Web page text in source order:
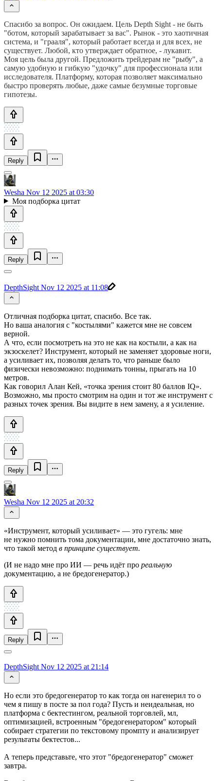
Спасибо за вопрос. Он ожидаем. Цель Depth Sight - не быть
"ботом, который зарабатывает за вас". Рынок - это хаотичная
система, и "грааля", который работает всегда и для всех, не
существует. Любой, кто утверждает обратное, - лукавит.
Моя цель была другой. Предложить трейдерам не "рыбу", а
самую удобную и гибкую "удочку" для профессионала или
исследователя. Платформу, которая позволяет максимально
быстро проверять любые, даже самые безумные торговые
гипотезы.
Reply
Wesha Nov 12 2025 at 03:30
Моя подборка цитат
Reply
DepthSight Nov 12 2025 at 11:08
Отличная подборка цитат, спасибо. Все так.
Но ваша аналогия с "костылями" кажется мне не совсем
верной.
А что, если посмотреть на это не как на костыли, а как на
экзоскелет? Инструмент, который не заменяет здоровые ноги,
а усиливает их, позволяя делать то, что раньше было
физически невозможно: поднимать тонны, прыгать на 10
метров.
Как говорил Алан Кей, «точка зрения стоит 80 баллов IQ».
Возможно, мы просто смотрим на один и тот же инструмент с
разных точек зрения. Вы видите в нем замену, а я усиление.
Reply
Wesha Nov 12 2025 at 20:32
«Инструмент, который усиливает» — это гугель: мне
не нужно помнить тома документации, мне достаточно знать,
что такой метод в принципе существует.
(И не надо мне про ИИ — речь идёт про реальную
документацию, а не бредогенератор.)
Reply
DepthSight Nov 12 2025 at 21:14
Но если это бредогенератор то как тогда он нагенерил то о
чем я пишу в посте за пол года? Пусть и неидеальная, но
платформа с бектестингом, реальной торговлей, мл,
оптимизацией, встроенным "бредогенератором" который
собирает стратегии по текстовому промпту и анализирует
результаты бектестов...
А теперь представьте, что этот "бредогенератор" сможет
завтра.